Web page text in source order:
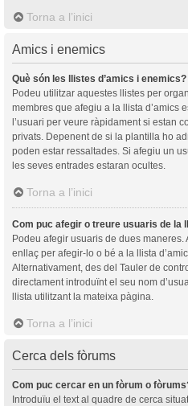
Torna a l’inici
Amics i enemics
Què són les llistes d’amics i enemics?
Podeu utilitzar aquestes llistes per
membres que afegiu a la llista d’amics
l’usuari per veure ràpidament si estan
privats. Depenent de si la plantilla ho
poden estar ressaltades. Si afegiu un
les seves entrades estaran ocultes.
Torna a l’inici
Com puc afegir o treure usuaris de la
Podeu afegir usuaris de dues
enllaç per afegir-lo o bé a la llista
Alternativament, des del Tauler de
directament introduïnt el seu nom
llista utilitzant la mateixa pàgina.
Torna a l’inici
Cerca dels fòrums
Com puc cercar en un fòrum o
Introduïu el text al quadre de cerca